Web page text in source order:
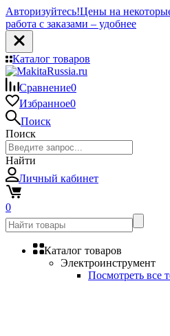
Авторизуйтесь!Цены на
работа с заказами – удобнее
Каталог товаров
Сравнение0
Избранное0
Поиск
Поиск
Найти
Личный кабинет
0
Каталог товаров
Электроинструмент
Посмотреть все